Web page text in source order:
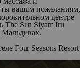
вашим пожеланиям,
центре
The Sun Siyam Iru
Мальдивах.
Four Seasons Resort